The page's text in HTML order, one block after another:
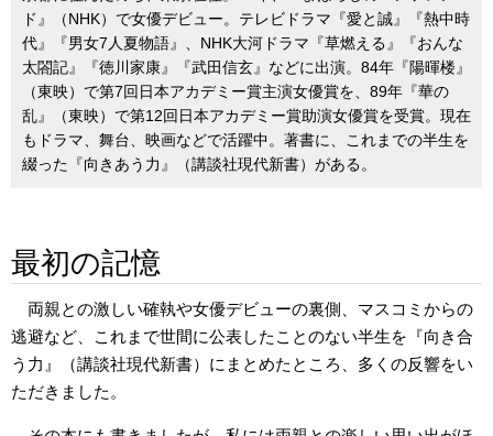
ド』（NHK）で女優デビュー。テレビドラマ『愛と誠』『熱中時
代』『男女7人夏物語』、NHK大河ドラマ『草燃える』『おんな
太閤記』『徳川家康』『武田信玄』などに出演。84年『陽暉楼』
（東映）で第7回日本アカデミー賞主演女優賞を、89年『華の
乱』（東映）で第12回日本アカデミー賞助演女優賞を受賞。現在
もドラマ、舞台、映画などで活躍中。著書に、これまでの半生を
綴った『向きあう力』（講談社現代新書）がある。
最初の記憶
両親との激しい確執や女優デビューの裏側、マスコミからの
逃避など、これまで世間に公表したことのない半生を『向き合
う力』（講談社現代新書）にまとめたところ、多くの反響をい
ただきました。